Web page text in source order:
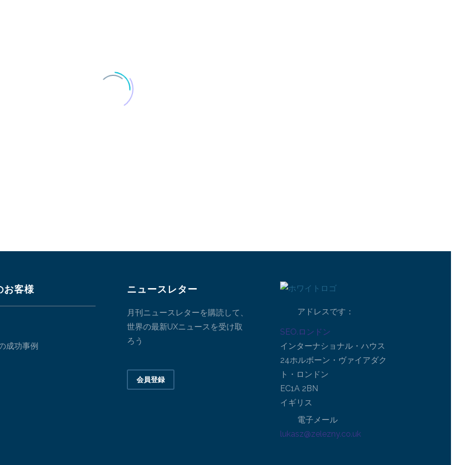
お客様
成功事例
ニュースレター
月刊ニュースレターを購読して、
世界の最新UXニュースを受け取
ろう
会員登録
アドレスです：
SEO.ロンドン
インターナショナル・ハウス
24ホルボーン・ヴァイアダク
ト・ロンドン
EC1A 2BN
イギリス
電子メール
lukasz@zelezny.co.uk